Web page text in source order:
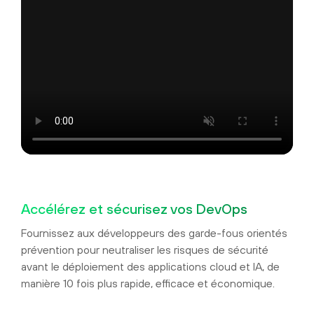
Accélérez et sécurisez vos DevOps
Fournissez aux développeurs des garde-fous orientés
prévention pour neutraliser les risques de sécurité
avant le déploiement des applications cloud et IA, de
manière 10 fois plus rapide, efficace et économique.